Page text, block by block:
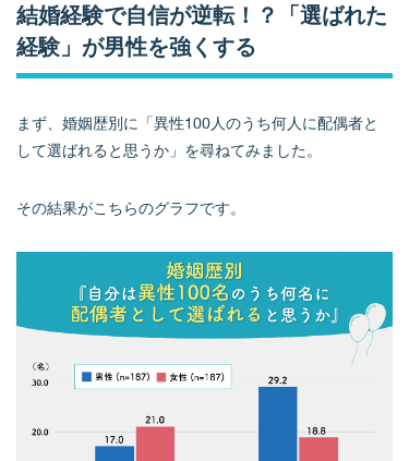
結婚経験で自信が逆転！？「選ばれた
経験」が男性を強くする
まず、婚姻歴別に「異性100人のうち何人に配偶者と
して選ばれると思うか」を尋ねてみました。
その結果がこちらのグラフです。